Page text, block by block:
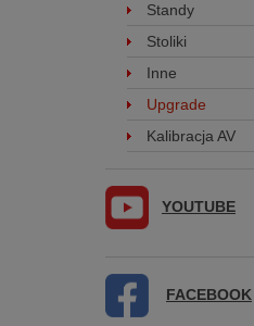
Standy
Stoliki
Inne
Upgrade
Kalibracja AV
YOUTUBE
FACEBOOK